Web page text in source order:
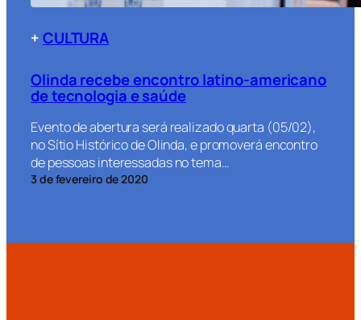
+CULTURA
Olinda recebe encontro latino-americano
de tecnologia e saúde
Evento de abertura será realizado quarta (05/02),
no Sítio Histórico de Olinda, e promoverá encontro
de pessoas interessadas no tema…
3 de fevereiro de 2020